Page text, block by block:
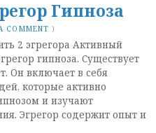
Гипноза
COMMENT )
2 эгрегора Активный
гипноза. Существует
Он включает в себя
которые активно
и изучают
Эгрегор содержит опыт и